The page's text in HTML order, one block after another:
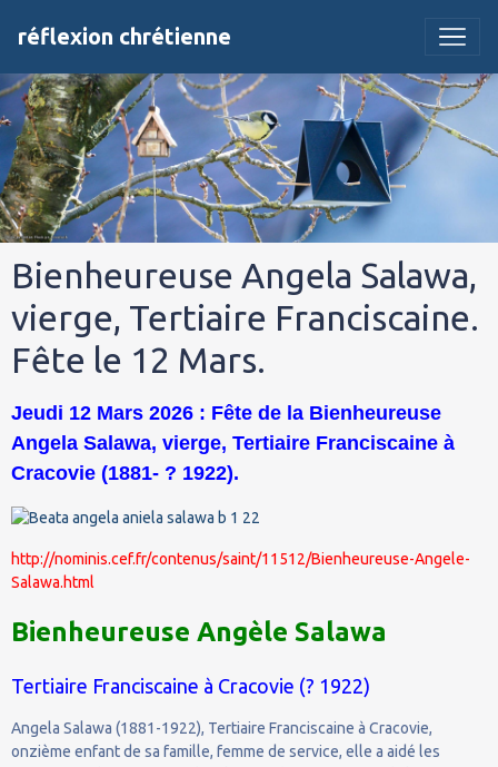
réflexion chrétienne
Bienheureuse Angela Salawa,
vierge, Tertiaire Franciscaine.
Fête le 12 Mars.
Jeudi 12 Mars 2026 : Fête de la Bienheureuse
Angela Salawa, vierge, Tertiaire Franciscaine à
Cracovie (1881- ? 1922).
http://nominis.cef.fr/contenus/saint/11512/Bienheureuse-Angele-
Salawa.html
Bienheureuse Angèle Salawa
Tertiaire Franciscaine à Cracovie (? 1922)
Angela Salawa (1881-1922), Tertiaire Franciscaine à Cracovie,
onzième enfant de sa famille, femme de service, elle a aidé les